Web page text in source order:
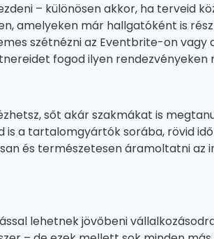
– különösen akkor, ha terveid
amelyeken már hallgatóként is
szétnézni az Eventbrite-on vagy
fogod ilyen rendezvényeken
sőt akár szakmákat is
is a tartalomgyártók sorába, rövid
és természetesen áramoltatni
lehetnek jövőbeni